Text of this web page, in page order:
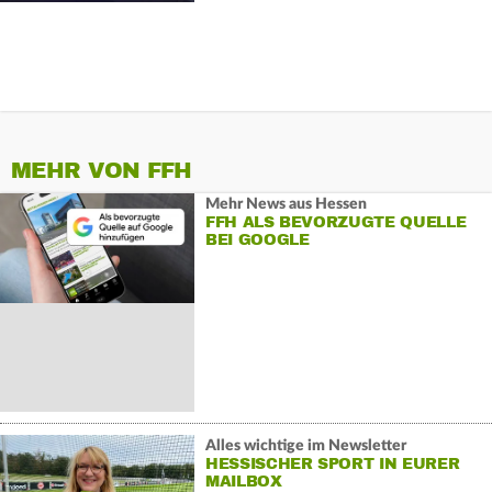
MEHR VON FFH
Mehr News aus Hessen
FFH ALS BEVORZUGTE QUELLE
BEI GOOGLE
Alles wichtige im Newsletter
HESSISCHER SPORT IN EURER
MAILBOX